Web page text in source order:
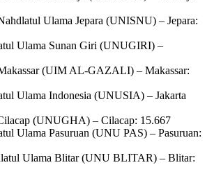
Ulama Jepara (UNISNU) – Jepara:
Ulama Sunan Giri (UNUGIRI) –
(UIM AL-GAZALI) – Makassar:
Ulama Indonesia (UNUSIA) – Jakarta
(UNUGHA) – Cilacap: 15.667
Ulama Pasuruan (UNU PAS) – Pasuruan:
Ulama Blitar (UNU BLITAR) – Blitar: